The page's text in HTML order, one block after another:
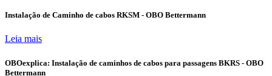
Instalação de Caminho de cabos RKSM - OBO Bettermann
Leia mais
OBOexplica: Instalação de caminhos de cabos para passagens BKRS - OBO
Bettermann